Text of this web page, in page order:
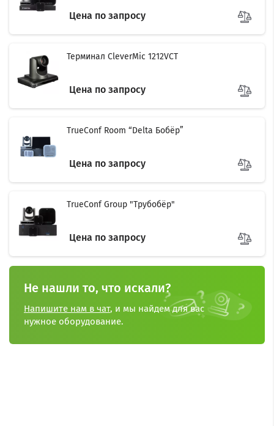
Цена по запросу
Терминал CleverMic 1212VCT
Цена по запросу
TrueConf Room “Delta Бобёр”
Цена по запросу
TrueConf Group "Трубобёр"
Цена по запросу
Не нашли то, что искали?
Напишите нам в чат, и мы найдем для вас
нужное оборудование.